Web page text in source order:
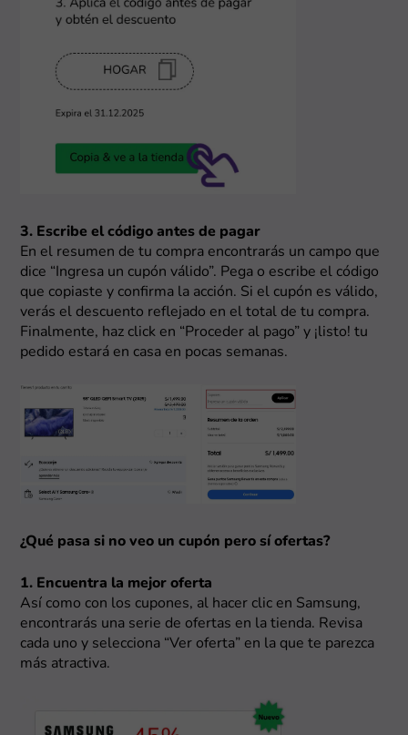
3. Escribe el código antes de pagar
En el resumen de tu compra encontrarás un campo que
dice “Ingresa un cupón válido”. Pega o escribe el código
que copiaste y confirma la acción. Si el cupón es válido,
verás el descuento reflejado en el total de tu compra.
Finalmente, haz click en “Proceder al pago” y ¡listo! tu
pedido estará en casa en pocas semanas.
¿Qué pasa si no veo un cupón pero sí ofertas?
1. Encuentra la mejor oferta
Así como con los cupones, al hacer clic en Samsung,
encontrarás una serie de ofertas en la tienda. Revisa
cada uno y selecciona “Ver oferta” en la que te parezca
más atractiva.